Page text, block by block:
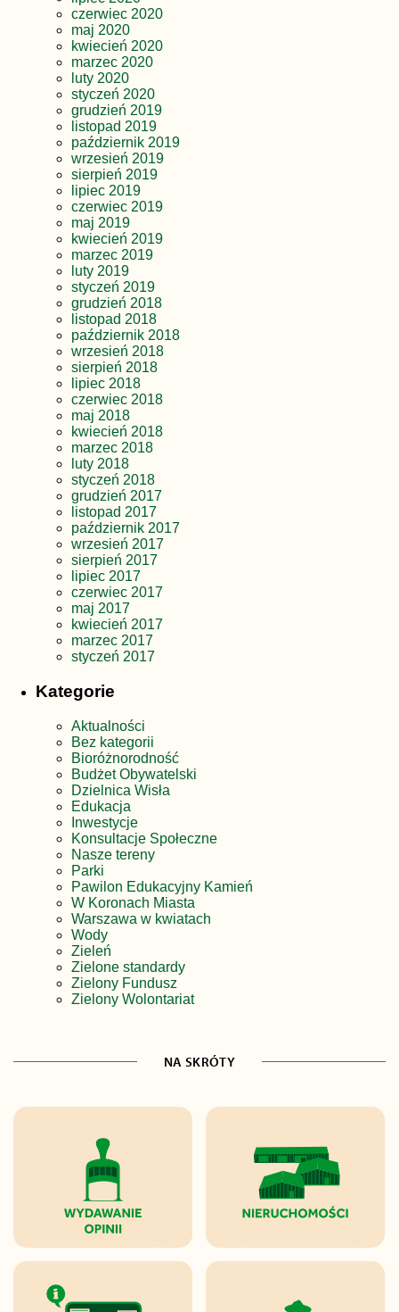
czerwiec 2020
maj 2020
kwiecień 2020
marzec 2020
luty 2020
styczeń 2020
grudzień 2019
listopad 2019
październik 2019
wrzesień 2019
sierpień 2019
lipiec 2019
czerwiec 2019
maj 2019
kwiecień 2019
marzec 2019
luty 2019
styczeń 2019
grudzień 2018
listopad 2018
październik 2018
wrzesień 2018
sierpień 2018
lipiec 2018
czerwiec 2018
maj 2018
kwiecień 2018
marzec 2018
luty 2018
styczeń 2018
grudzień 2017
listopad 2017
październik 2017
wrzesień 2017
sierpień 2017
lipiec 2017
czerwiec 2017
maj 2017
kwiecień 2017
marzec 2017
styczeń 2017
Kategorie
Aktualności
Bez kategorii
Bioróżnorodność
Budżet Obywatelski
Dzielnica Wisła
Edukacja
Inwestycje
Konsultacje Społeczne
Nasze tereny
Parki
Pawilon Edukacyjny Kamień
W Koronach Miasta
Warszawa w kwiatach
Wody
Zieleń
Zielone standardy
Zielony Fundusz
Zielony Wolontariat
NA SKRÓTY